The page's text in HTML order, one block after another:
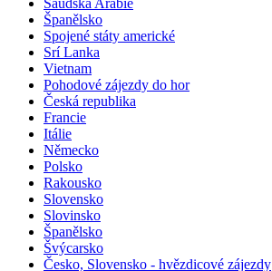
Saudská Arábie
Španělsko
Spojené státy americké
Srí Lanka
Vietnam
Pohodové zájezdy do hor
Česká republika
Francie
Itálie
Německo
Polsko
Rakousko
Slovensko
Slovinsko
Španělsko
Švýcarsko
Česko, Slovensko - hvězdicové zájezdy